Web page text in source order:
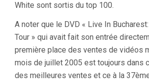
White sont sortis du top 100.
A noter que le DVD « Live In
Tour » qui avait fait son entrée
première place des ventes de vidéos
mois de juillet 2005 est toujours dans
des meilleures ventes et ce à la